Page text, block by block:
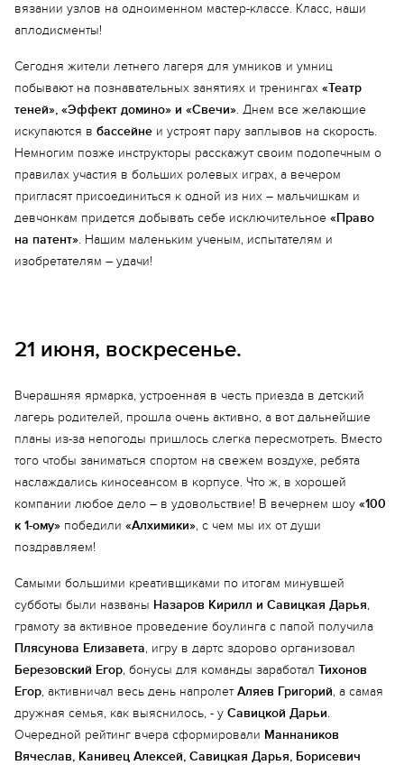
вязании узлов на одноименном мастер-классе. Класс, наши
аплодисменты!
Сегодня жители летнего лагеря для умников и умниц
побывают на познавательных занятиях и тренингах «Театр
теней», «Эффект домино» и «Свечи». Днем все желающие
искупаются в бассейне и устроят пару заплывов на скорость.
Немногим позже инструкторы расскажут своим подопечным о
правилах участия в больших ролевых играх, а вечером
пригласят присоединиться к одной из них – мальчишкам и
девчонкам придется добывать себе исключительное «Право
на патент». Нашим маленьким ученым, испытателям и
изобретателям – удачи!
21 июня, воскресенье.
Вчерашняя ярмарка, устроенная в честь приезда в детский
лагерь родителей, прошла очень активно, а вот дальнейшие
планы из-за непогоды пришлось слегка пересмотреть. Вместо
того чтобы заниматься спортом на свежем воздухе, ребята
наслаждались киносеансом в корпусе. Что ж, в хорошей
компании любое дело – в удовольствие! В вечернем шоу «100
к 1-ому» победили «Алхимики», с чем мы их от души
поздравляем!
Самыми большими креативщиками по итогам минувшей
субботы были названы Назаров Кирилл и Савицкая Дарья,
грамоту за активное проведение боулинга с папой получила
Плясунова Елизавета, игру в дартс здорово организовал
Березовский Егор, бонусы для команды заработал Тихонов
Егор, активничал весь день напролетАляев Григорий, а самая
дружная семья, как выяснилось, - у Савицкой Дарьи.
Очередной рейтинг вчера сформировали Маннаников
Вячеслав, Канивец Алексей, Савицкая Дарья, Борисевич